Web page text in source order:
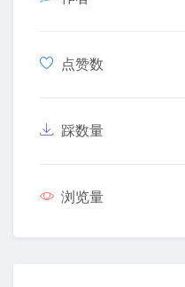
点赞数
踩数量
浏览量